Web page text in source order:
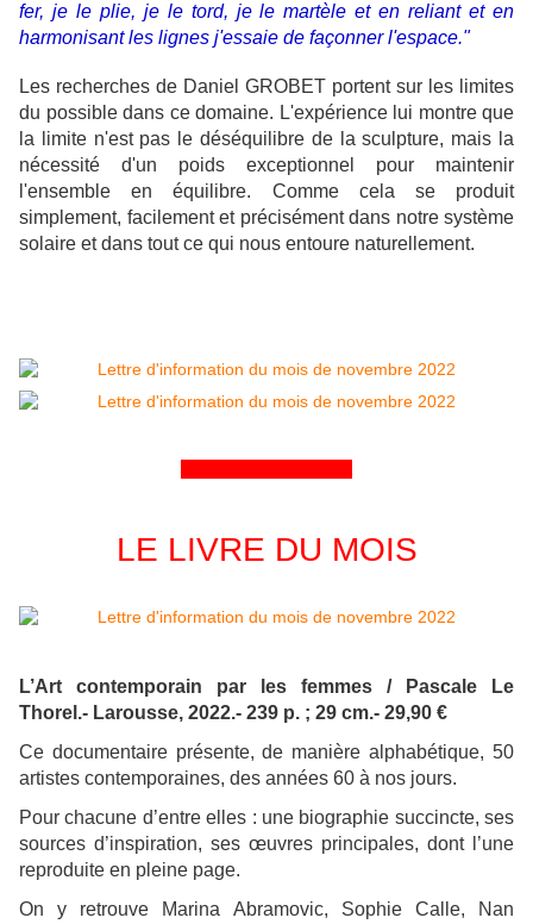
fer, je le plie, je le tord, je le martèle et en reliant et en
harmonisant les lignes j'essaie de façonner l'espace."
Les recherches de Daniel GROBET portent sur les limites
du possible dans ce domaine. L'expérience lui montre que
la limite n'est pas le déséquilibre de la sculpture, mais la
nécessité d'un poids exceptionnel pour maintenir
l'ensemble en équilibre. Comme cela se produit
simplement, facilement et précisément dans notre système
solaire et dans tout ce qui nous entoure naturellement.
LE LIVRE DU MOIS
L’Art contemporain par les femmes / Pascale Le
Thorel.- Larousse, 2022.- 239 p. ; 29 cm.- 29,90 €
Ce documentaire présente, de manière alphabétique, 50
artistes contemporaines, des années 60 à nos jours.
Pour chacune d’entre elles : une biographie succincte, ses
sources d’inspiration, ses œuvres principales, dont l’une
reproduite en pleine page.
On y retrouve Marina Abramovic, Sophie Calle, Nan